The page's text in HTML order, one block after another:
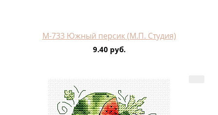
М-733 Южный персик (М.П. Студия)
9.40 руб.